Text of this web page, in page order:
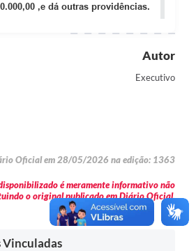
,e dá outras providências.
Autor
Executivo
Oficial em 28/05/2026 na edição: 1363
é meramente informativo não
o original publicado em Diário Oficial.
Vinculadas